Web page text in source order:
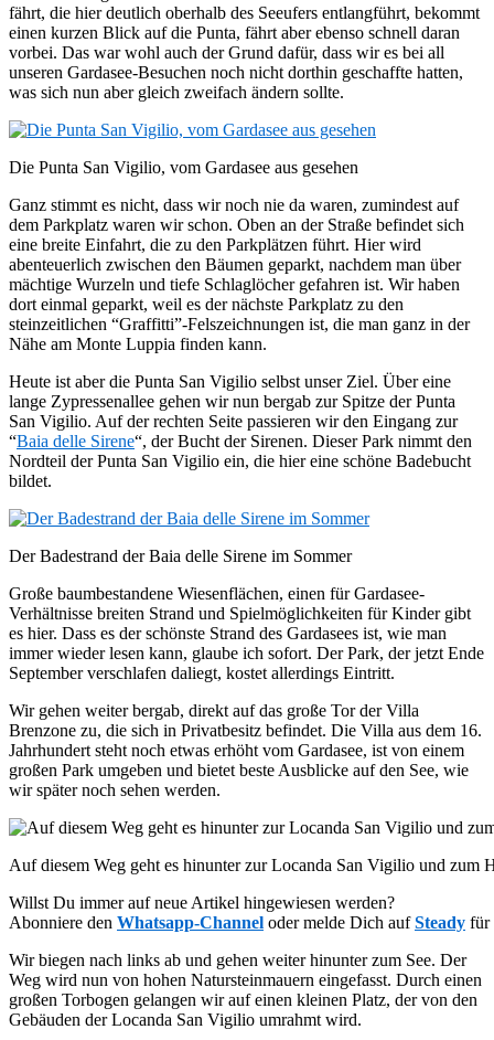
fährt, die hier deutlich oberhalb des Seeufers entlangführt, bekommt
einen kurzen Blick auf die Punta, fährt aber ebenso schnell daran
vorbei. Das war wohl auch der Grund dafür, dass wir es bei all
unseren Gardasee-Besuchen noch nicht dorthin geschaffte hatten,
was sich nun aber gleich zweifach ändern sollte.
Die Punta San Vigilio, vom Gardasee aus gesehen
Ganz stimmt es nicht, dass wir noch nie da waren, zumindest auf
dem Parkplatz waren wir schon. Oben an der Straße befindet sich
eine breite Einfahrt, die zu den Parkplätzen führt. Hier wird
abenteuerlich zwischen den Bäumen geparkt, nachdem man über
mächtige Wurzeln und tiefe Schlaglöcher gefahren ist. Wir haben
dort einmal geparkt, weil es der nächste Parkplatz zu den
steinzeitlichen “Graffitti”-Felszeichnungen ist, die man ganz in der
Nähe am Monte Luppia finden kann.
Heute ist aber die Punta San Vigilio selbst unser Ziel. Über eine
lange Zypressenallee gehen wir nun bergab zur Spitze der Punta
San Vigilio. Auf der rechten Seite passieren wir den Eingang zur
“Baia delle Sirene“, der Bucht der Sirenen. Dieser Park nimmt den
Nordteil der Punta San Vigilio ein, die hier eine schöne Badebucht
bildet.
Der Badestrand der Baia delle Sirene im Sommer
Große baumbestandene Wiesenflächen, einen für Gardasee-
Verhältnisse breiten Strand und Spielmöglichkeiten für Kinder gibt
es hier. Dass es der schönste Strand des Gardasees ist, wie man
immer wieder lesen kann, glaube ich sofort. Der Park, der jetzt Ende
September verschlafen daliegt, kostet allerdings Eintritt.
Wir gehen weiter bergab, direkt auf das große Tor der Villa
Brenzone zu, die sich in Privatbesitz befindet. Die Villa aus dem 16.
Jahrhundert steht noch etwas erhöht vom Gardasee, ist von einem
großen Park umgeben und bietet beste Ausblicke auf den See, wie
wir später noch sehen werden.
Auf diesem Weg geht es hinunter zur Locanda San Vigilio und zum
Willst Du immer auf neue Artikel hingewiesen werden?
Abonniere den Whatsapp-Channel oder melde Dich aufSteady für
Wir biegen nach links ab und gehen weiter hinunter zum See. Der
Weg wird nun von hohen Natursteinmauern eingefasst. Durch einen
großen Torbogen gelangen wir auf einen kleinen Platz, der von den
Gebäuden der Locanda San Vigilio umrahmt wird.